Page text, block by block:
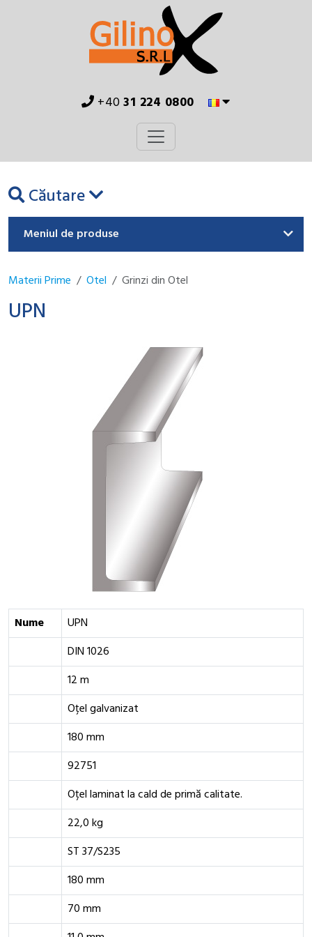
+4031 224 0800
Căutare
Meniul de produse
Materii Prime Otel Grinzi din Otel
UPN
Nume
UPN
DIN 1026
12 m
Oțel galvanizat
180 mm
92751
Oțel laminat la cald de primă calitate.
22,0 kg
ST 37/S235
180 mm
70 mm